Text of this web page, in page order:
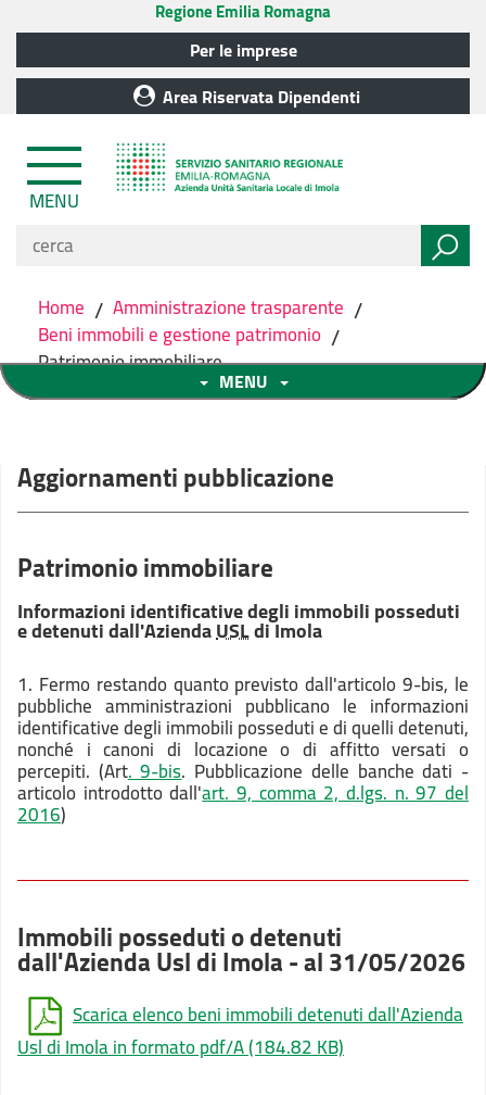
Regione Emilia Romagna
Per le imprese
Area Riservata Dipendenti
MENU
Home / Amministrazione trasparente /
Beni immobili e gestione patrimonio /
Patrimonio immobiliare
MENU
Aggiornamenti pubblicazione
Patrimonio immobiliare
Informazioni identificative degli immobili posseduti
e detenuti dall'AziendaUSLdi Imola
1. Fermo restando quanto previsto dall'articolo 9-bis, le
pubbliche amministrazioni pubblicano le informazioni
identificative degli immobili posseduti e di quelli detenuti,
nonché i canoni di locazione o di affitto versati o
percepiti. (Art. 9-bis. Pubblicazione delle banche dati -
articolo introdotto dall'art. 9, comma 2, d.lgs. n. 97 del
2016)
Immobili posseduti o detenuti
dall'Azienda Usl di Imola - al 31/05/2026
Scarica elenco beni immobili detenuti dall'Azienda
Usl di Imola in formato pdf/A(184.82 KB)